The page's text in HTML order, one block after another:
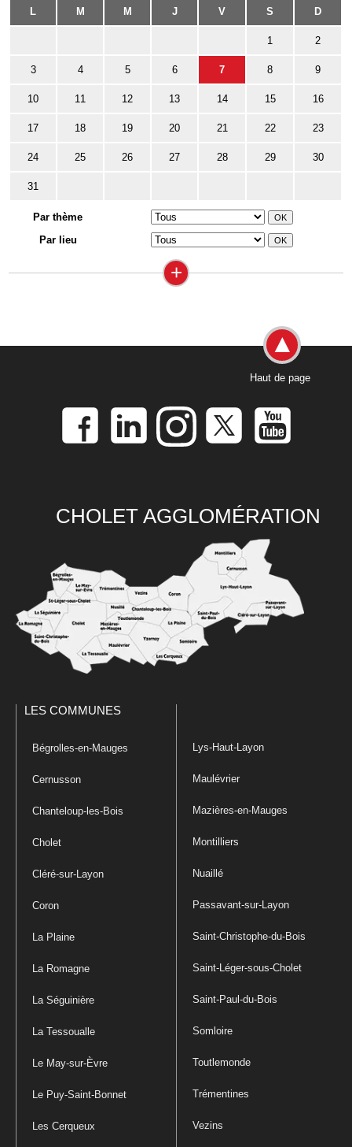
L M M J V S D
1 2
3 4 5 6 7 8 9
10 11 12 13 14 15 16
17 18 19 20 21 22 23
24 25 26 27 28 29 30
31
Par thème
Par lieu
+
Haut de page
CHOLET AGGLOMÉRATION
LES COMMUNES
Bégrolles-en-Mauges
Cernusson
Chanteloup-les-Bois
Cholet
Cléré-sur-Layon
Coron
La Plaine
La Romagne
La Séguinière
La Tessoualle
Le May-sur-Èvre
Le Puy-Saint-Bonnet
Les Cerqueux
Lys-Haut-Layon
Maulévrier
Mazières-en-Mauges
Montilliers
Nuaillé
Passavant-sur-Layon
Saint-Christophe-du-Bois
Saint-Léger-sous-Cholet
Saint-Paul-du-Bois
Somloire
Toutlemonde
Trémentines
Vezins